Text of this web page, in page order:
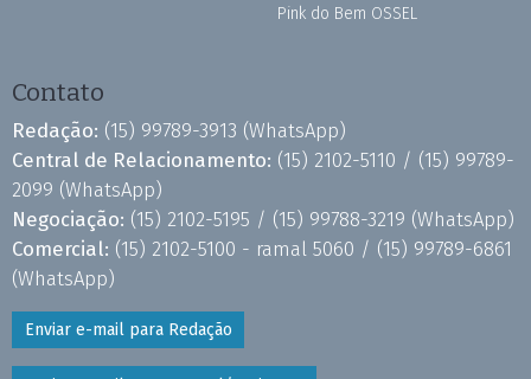
Pink do Bem OSSEL
Contato
Redação: (15) 99789-3913 (WhatsApp)
Central de Relacionamento: (15) 2102-5110 / (15) 99789-
2099 (WhatsApp)
Negociação: (15) 2102-5195 / (15) 99788-3219 (WhatsApp)
Comercial: (15) 2102-5100 - ramal 5060 / (15) 99789-6861
(WhatsApp)
Enviar e-mail para Redação